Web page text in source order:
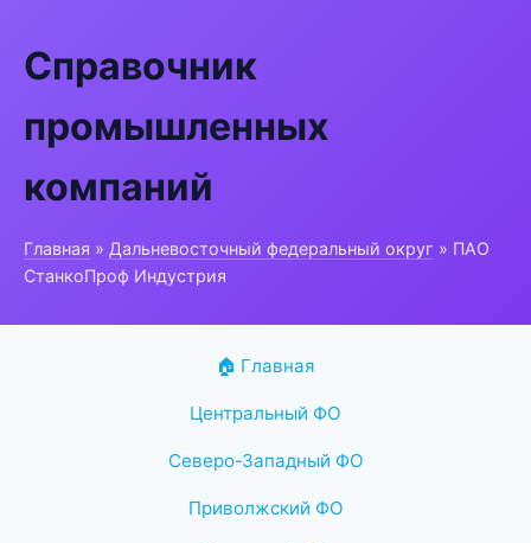
Справочник
промышленных
компаний
Главная » Дальневосточный федеральный округ » ПАО
СтанкоПроф Индустрия
🏠 Главная
Центральный ФО
Северо-Западный ФО
Приволжский ФО